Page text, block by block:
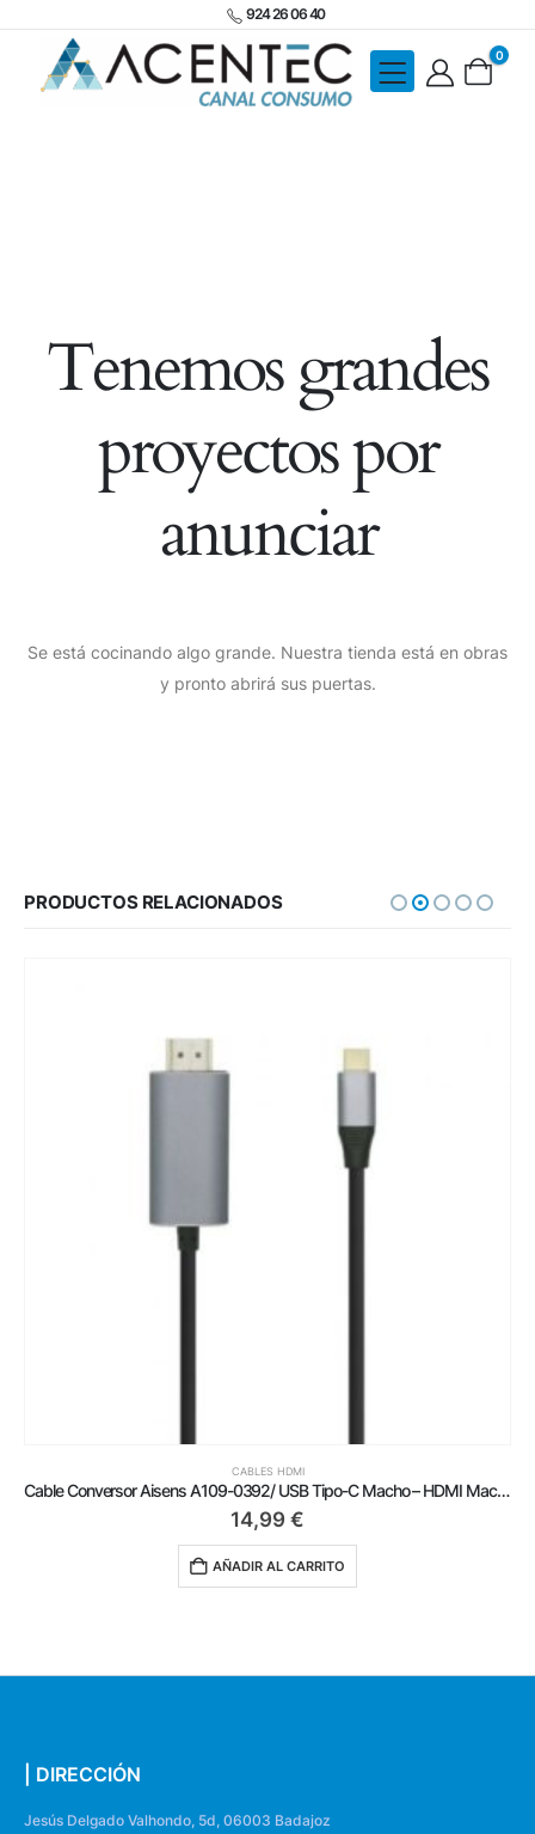
924 26 06 40
0
Tenemos grandes
proyectos por
anunciar
Se está cocinando algo grande. Nuestra tienda está en obras
y pronto abrirá sus puertas.
PRODUCTOS RELACIONADOS
CABLES HDMI
Cable Conversor Aisens A109-0392/ USB Tipo-C Macho – HDMI Macho/ Hasta 27W/ 1250Mbps/ 80cm/ Negro
14,99 €
AÑADIR AL CARRITO
| DIRECCIÓN
Jesús Delgado Valhondo, 5d, 06003 Badajoz